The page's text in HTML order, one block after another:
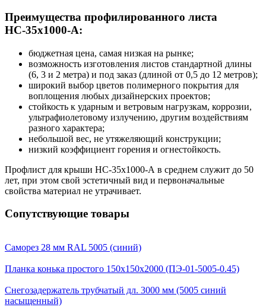
Преимущества профилированного листа
НС-35х1000-А:
бюджетная цена, самая низкая на рынке;
возможность изготовления листов стандартной длины
(6, 3 и 2 метра) и под заказ (длиной от 0,5 до 12 метров);
широкий выбор цветов полимерного покрытия для
воплощения любых дизайнерских проектов;
стойкость к ударным и ветровым нагрузкам, коррозии,
ультрафиолетовому излучению, другим воздействиям
разного характера;
небольшой вес, не утяжеляющий конструкции;
низкий коэффициент горения и огнестойкость.
Профлист для крыши НС-35х1000-А в среднем служит до 50
лет, при этом свой эстетичный вид и первоначальные
свойства материал не утрачивает.
Сопутствующие товары
Саморез 28 мм RAL 5005 (синий)
Планка конька простого 150х150х2000 (ПЭ-01-5005-0.45)
Снегозадержатель трубчатый дл. 3000 мм (5005 синий
насыщенный)